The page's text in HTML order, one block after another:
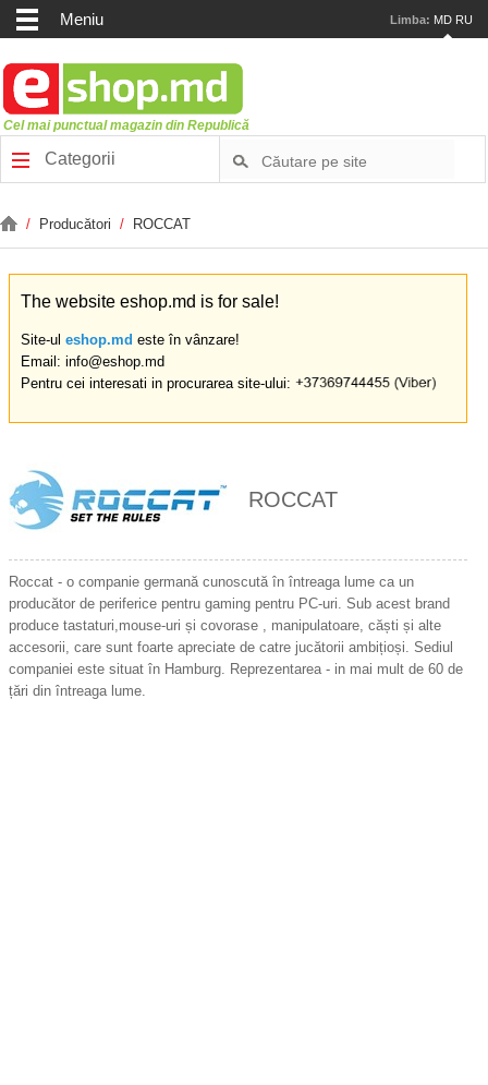
Meniu Limba: MD RU
Cel mai punctual magazin din Republică
Categorii
/ Producători / ROCCAT
The website eshop.md is for sale!
Site-ul eshop.md este în vânzare!
Email: info@eshop.md
Pentru cei interesati in procurarea site-ului:
ROCCAT
Roccat - o companie germană cunoscută în întreaga lume ca un
producător de periferice pentru gaming pentru PC-uri. Sub acest brand
produce tastaturi,mouse-uri și covorase , manipulatoare, căști și alte
accesorii, care sunt foarte apreciate de catre jucătorii ambițioși. Sediul
companiei este situat în Hamburg. Reprezentarea - in mai mult de 60 de
țări din întreaga lume.